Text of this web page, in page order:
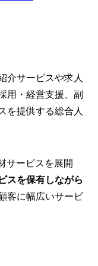
介サービスや求人
用・経営支援、副
を提供する総合人
サービスを展開
スを保有しながら
客に幅広いサービ